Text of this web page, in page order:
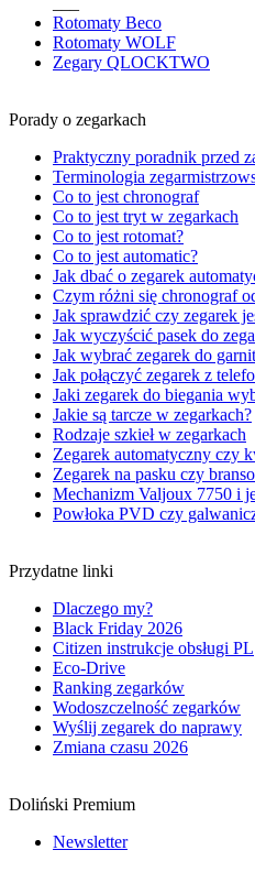
Rotomaty Beco
Rotomaty WOLF
Zegary QLOCKTWO
Porady o zegarkach
Praktyczny poradnik przed
Terminologia
Co to jest chronograf
Co to jest tryt w zegarkach
Co to jest rotomat?
Co to jest automatic?
Jak dbać o zegarek
Czym różni się chronograf
Jak sprawdzić czy zegarek
Jak wyczyścić pasek do
Jak wybrać zegarek do
Jak połączyć zegarek z
Jaki zegarek do biegania
Jakie są tarcze w zegarkach?
Rodzaje szkieł w zegarkach
Zegarek automatyczny czy
Zegarek na pasku czy
Mechanizm Valjoux 7750 i
Powłoka PVD czy
Przydatne linki
Dlaczego my?
Black Friday 2026
Citizen instrukcje obsługi PL
Eco-Drive
Ranking zegarków
Wodoszczelność zegarków
Wyślij zegarek do naprawy
Zmiana czasu 2026
Doliński Premium
Newsletter